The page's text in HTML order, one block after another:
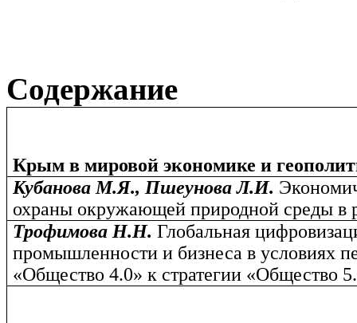
Содержание
Крым в мировой экономике и
Кубанова М.Я., Пшеунова Л.И.
охраны окружающей природной среды в
Трофимова Н.Н.Глобальная
промышленности и бизнеса в условиях
«Общество 4.0» к стратегии «Общество